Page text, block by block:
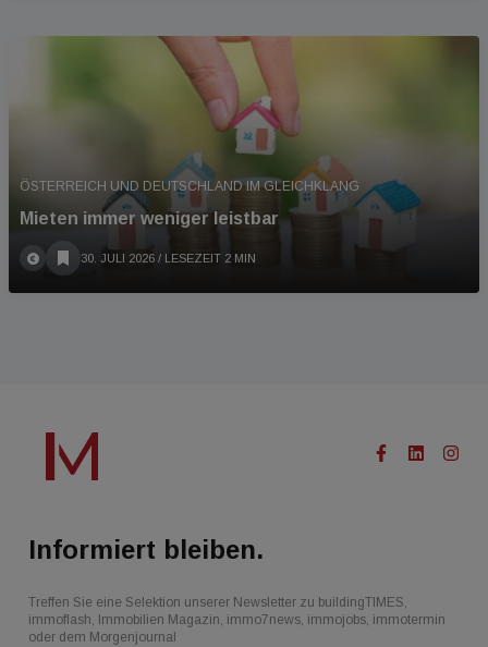
ÖSTERREICH UND DEUTSCHLAND IM GLEICHKLANG
Mieten immer weniger leistbar
30. JULI 2026 / LESEZEIT 2 MIN
Informiert bleiben.
Treffen Sie eine Selektion unserer Newsletter zu buildingTIMES,
immoflash, Immobilien Magazin, immo7news, immojobs, immotermin
oder dem Morgenjournal